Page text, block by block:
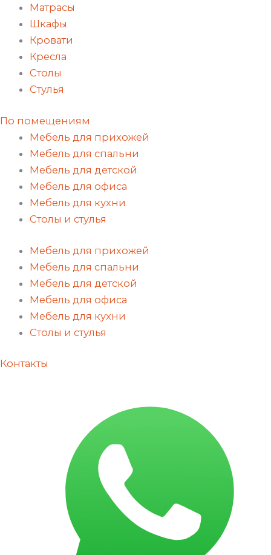
Матрасы
Шкафы
Кровати
Кресла
Столы
Стулья
По помещениям
Мебель для прихожей
Мебель для спальни
Мебель для детской
Мебель для офиса
Мебель для кухни
Столы и стулья
Мебель для прихожей
Мебель для спальни
Мебель для детской
Мебель для офиса
Мебель для кухни
Столы и стулья
Контакты